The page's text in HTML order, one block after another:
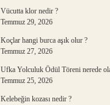
Vücutta klor nedir ?
Temmuz 29, 2026
Koçlar hangi burca aşık olur ?
Temmuz 27, 2026
Ufka Yolculuk Ödül Töreni nerede
Temmuz 25, 2026
Kelebeğin kozası nedir ?